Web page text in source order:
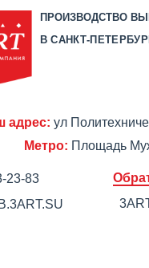
ПРОИЗВОДСТВО
В САНКТ-
адрес: ул
Метро: Площадь
23-83